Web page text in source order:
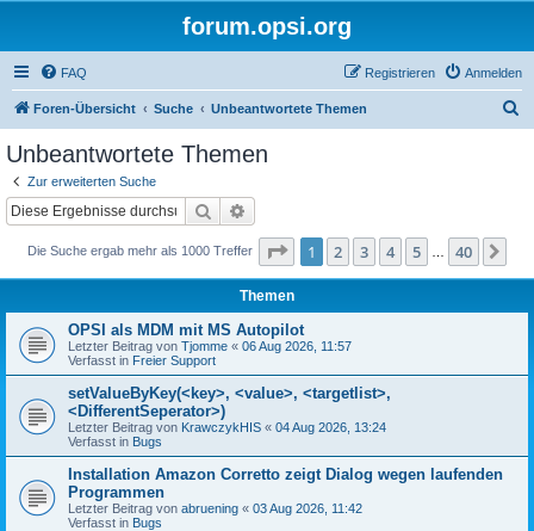
forum.opsi.org
FAQ Anmelden
Registrieren
Foren-Übersicht Suche Unbeantwortete Themen
Unbeantwortete Themen
Zur erweiterten Suche
Suche
Die Suche ergab mehr als 1000 Treffer Seite 1von 40
1 2 3 4 5 40
Themen
OPSI als MDM mit MS Autopilot
Letzter Beitrag von Tjomme « 06 Aug 2026, 11:57
Verfasst in Freier Support
setValueByKey(<key>, <value>, <targetlist>,
<DifferentSeperator>)
Letzter Beitrag von KrawczykHIS « 04 Aug 2026, 13:24
Verfasst in Bugs
Installation Amazon Corretto zeigt Dialog wegen laufenden
Programmen
Letzter Beitrag von abruening « 03 Aug 2026, 11:42
Verfasst in Bugs